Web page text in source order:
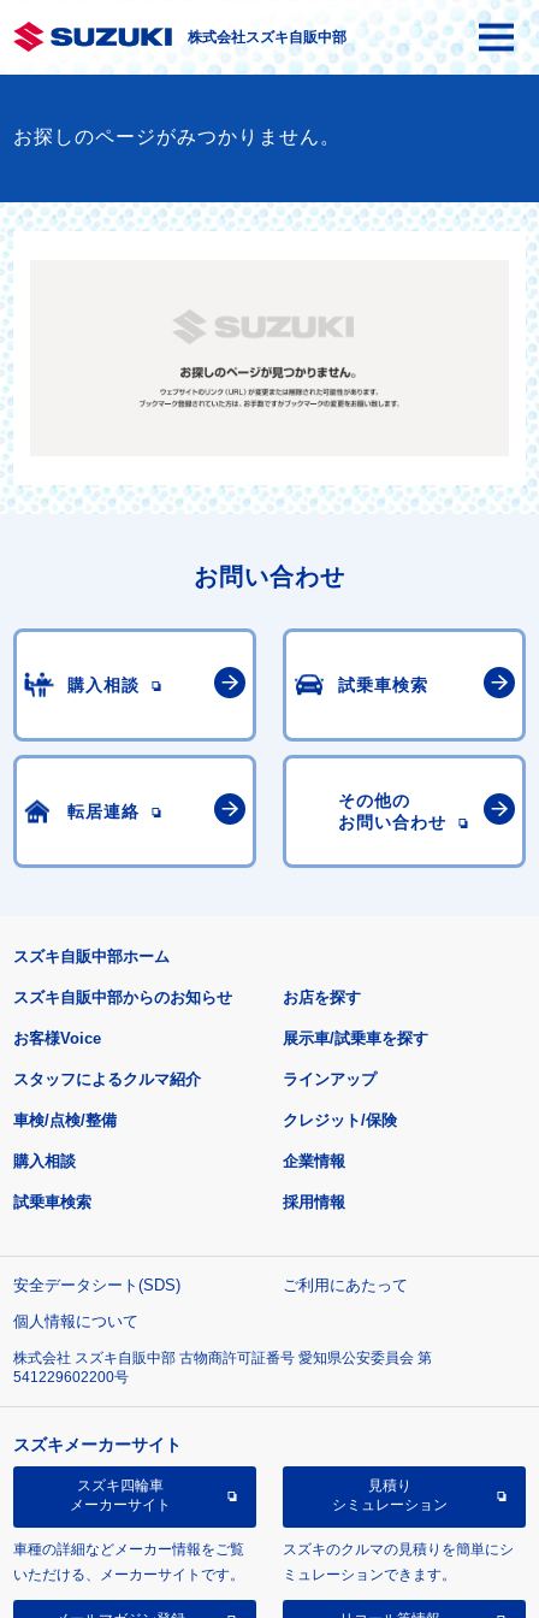
株式会社スズキ自販中部
お探しのページがみつかりません。
お問い合わせ
購入相談 試乗車検索
転居連絡
その他の
お問い合わせ
スズキ自販中部ホーム
スズキ自販中部からのお知らせ
お客様Voice
スタッフによるクルマ紹介
お店を探す
展示車/試乗車を探す
ラインアップ
車検/点検/整備 クレジット/保険
購入相談
試乗車検索
企業情報
採用情報
安全データシート(SDS)
ご利用にあたって
個人情報について
株式会社 スズキ自販中部 古物商許可証番号 愛知県公安委員会 第
541229602200号
スズキメーカーサイト
スズキ四輪車
メーカーサイト
車種の詳細などメーカー情報をご覧
いただける、メーカーサイトです。
見積り
シミュレーション
スズキのクルマの見積りを簡単にシ
ミュレーションできます。